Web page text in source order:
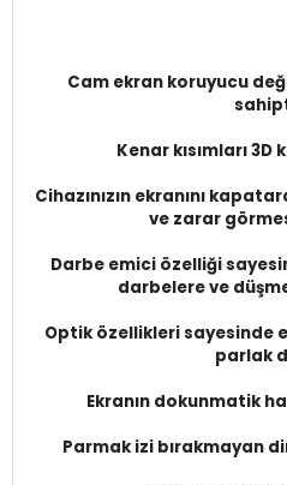
Cam ekran koruyucu
Kenar kısımları 3D
Cihazınızın ekranını
ve zarar
Darbe emici özelliği
darbelere ve
Optik özellikleri sayesinde
parlak
Ekranın dokunmatik
Parmak izi bırakmayan